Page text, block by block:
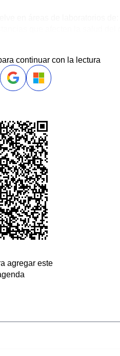
continuar con la lectura
agregar este